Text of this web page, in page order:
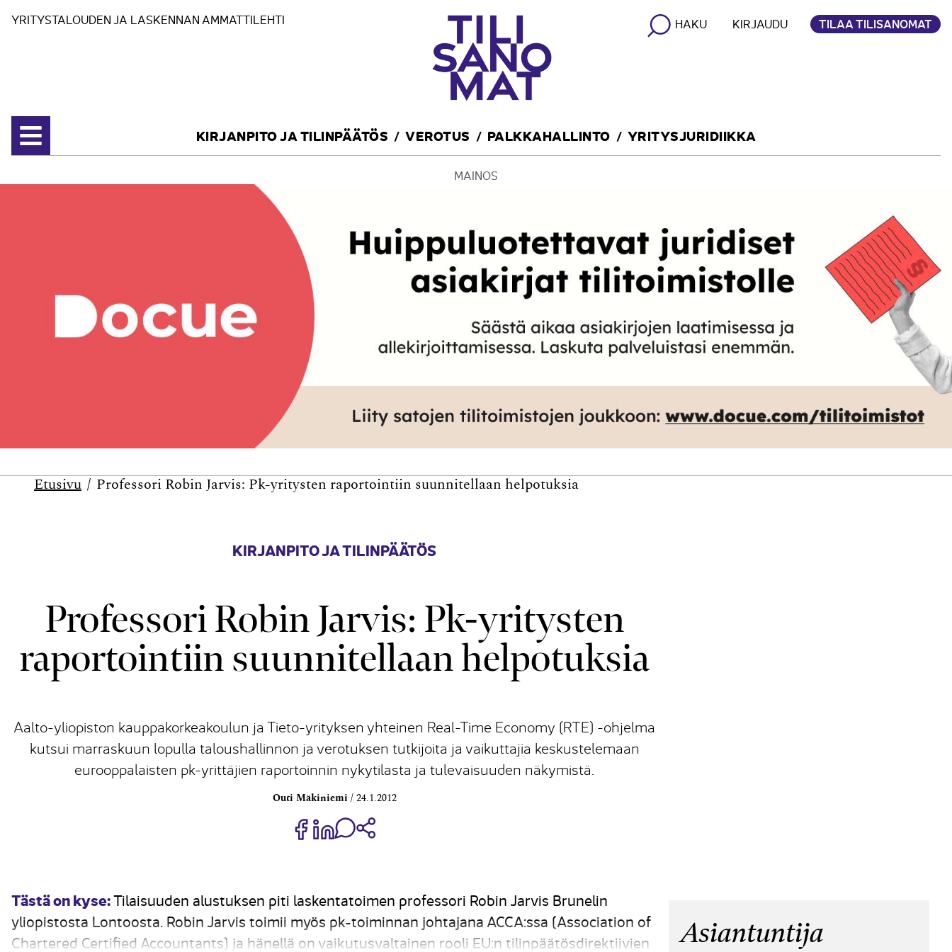
YRITYSTALOUDEN JA LASKENNAN AMMATTILEHTI HAKU KIRJAUDU TILAA TILISANOMAT
Avaa valikko
KIRJANPITO JA TILINPÄÄTÖS VEROTUS PALKKAHALLINTO YRITYSJURIDIIKKA
MAINOS
Etusivu Professori Robin Jarvis: Pk-yritysten raportointiin suunnitellaan helpotuksia
KIRJANPITO JA TILINPÄÄTÖS
Professori Robin Jarvis: Pk-yritysten
raportointiin suunnitellaan helpotuksia
Aalto-yliopiston kauppakorkeakoulun ja Tieto-yrityksen yhteinen Real-Time Economy (RTE) -ohjelma
kutsui marraskuun lopulla taloushallinnon ja verotuksen tutkijoita ja vaikuttajia keskustelemaan
eurooppalaisten pk-yrittäjien raportoinnin nykytilasta ja tulevaisuuden näkymistä.
Outi Mäkiniemi 24.1.2012
Jaa Share on Facebook
Jaa Share on LinkedIn
Jaa WhatsApp-viestinä
Tästä on kyse:Tilaisuuden alustuksen piti laskentatoimen professori Robin Jarvis Brunelin
yliopistosta Lontoosta. Robin Jarvis toimii myös pk-toiminnan johtajana ACCA:ssa (Association of
Chartered Certified Accountants) ja hänellä on vaikutusvaltainen rooli EU:n tilinpäätösdirektiivien
Asiantuntija